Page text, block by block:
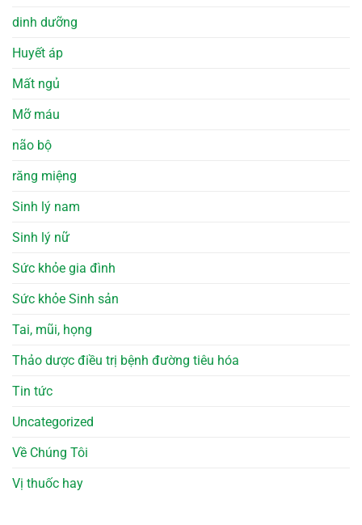
dinh dưỡng
Huyết áp
Mất ngủ
Mỡ máu
não bộ
răng miệng
Sinh lý nam
Sinh lý nữ
Sức khỏe gia đình
Sức khỏe Sinh sản
Tai, mũi, họng
Thảo dược điều trị bệnh đường tiêu hóa
Tin tức
Uncategorized
Về Chúng Tôi
Vị thuốc hay